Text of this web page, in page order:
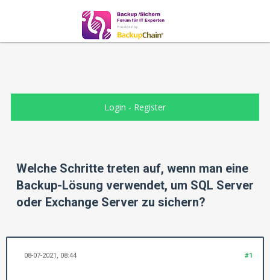
Login - Register
Welche Schritte treten auf, wenn man eine
Backup-Lösung verwendet, um SQL Server
oder Exchange Server zu sichern?
#1
08-07-2021, 08:44